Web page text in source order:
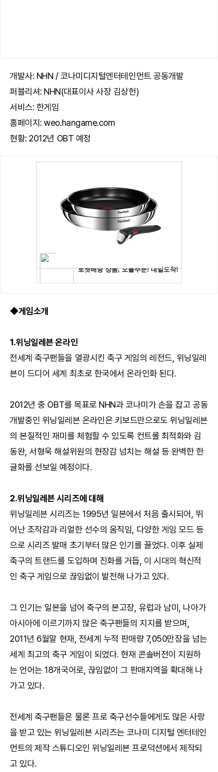
개발사: NHN / 코나미디지털엔터테인먼트 공동개발
퍼블리셔: NHN(대표이사 사장 김상헌)
서비스: 한게임
홈페이지: weo.hangame.com
현황: 2012년 OBT 예정
◆게임소개
1.위닝일레븐 온라인
전세계 축구팬들을 열광시킨 축구 게임의 레전드, 위닝일레
븐이 드디어 세계 최초로 한국에서 온라인화 된다.
2012년 중 OBT를 목표로 NHN과 코나미가 손을 잡고 공동
개발중인 위닝일레븐 온라인은 키보드만으로도 위닝일레븐
의 본질적인 재미를 체험할 수 있도록 컨트롤 최적화와 김
동완, 서형욱 해설위원의 현장감 넘치는 해설 등 완벽한 한
글화를 선보일 예정이다.
2.위닝일레븐 시리즈에 대해
위닝일레븐 시리즈는 1995년 일본에서 처음 출시되어, 뛰
어난 조작감과 리얼한 선수의 움직임, 다양한 게임 모드 등
으로 시리즈 발매 초기부터 많은 인기를 끌었다. 이후 실제
축구의 트랜드를 도입하며 진화를 거듭, 이 시대의 혁신적
인 축구 게임으로 끊임없이 발전해 나가고 있다.
그 인기는 일본을 넘어 축구의 본고장, 유럽과 남미, 나아가
아시아에 이르기까지 많은 축구팬들의 지지를 받으며,
2011년 6월말 현재, 전세계 누적 판매량 7,050만장을 넘는
세계 최고의 축구 게임이 되었다. 현재 콘솔버전이 지원하
는 언어는 18개국어로, 끊임없이 그 판매지역을 확대해 나
가고 있다.
전세계 축구팬들은 물론 프로 축구선수들에게도 많은 사랑
을 받고 있는 위닝일레븐 시리즈는 코나미 디지털 엔터테인
먼트의 제작 스튜디오인 위닝일레븐 프로덕션에서 제작되
고 있다.